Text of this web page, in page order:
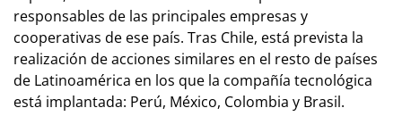
responsables de las principales empresas y
cooperativas de ese país. Tras Chile, está prevista la
realización de acciones similares en el resto de países
de Latinoamérica en los que la compañía tecnológica
está implantada: Perú, México, Colombia y Brasil.